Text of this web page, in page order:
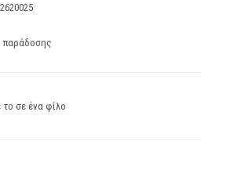
παράδοσης
το σε ένα φίλο